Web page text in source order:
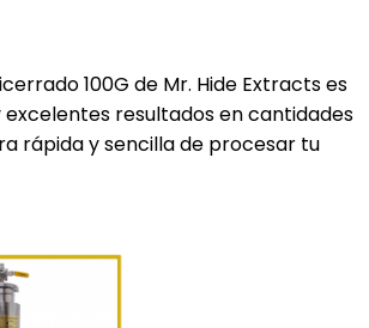
100G de Mr. Hide Extracts es
resultados en cantidades
rápida y sencilla de procesar tu